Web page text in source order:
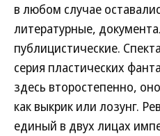
в любом случае
литературные,
публицистические.
серия пластических
здесь второстепенно,
как выкрик или лозунг.
единый в двух лицах